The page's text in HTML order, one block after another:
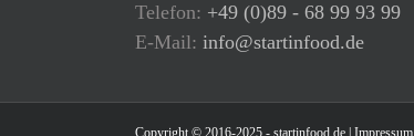
Telefon: +49 (0)89 - 68 99 93 99
E-Mail: info@startinfood.de
Copyright © 2016-2025 - startinfood.de | Impressum